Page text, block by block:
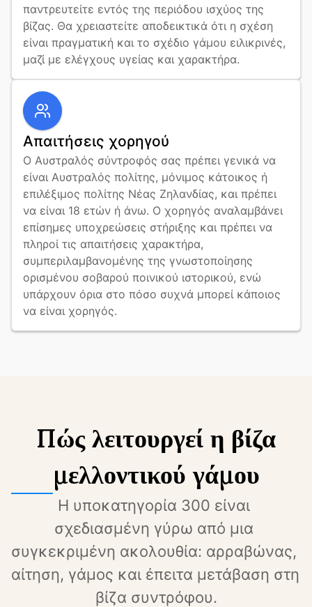
παντρευτείτε εντός της περιόδου ισχύος της
βίζας. Θα χρειαστείτε αποδεικτικά ότι η σχέση
είναι πραγματική και το σχέδιο γάμου ειλικρινές,
μαζί με ελέγχους υγείας και χαρακτήρα.
Απαιτήσεις χορηγού
Ο Αυστραλός σύντροφός σας πρέπει γενικά να
είναι Αυστραλός πολίτης, μόνιμος κάτοικος ή
επιλέξιμος πολίτης Νέας Ζηλανδίας, και πρέπει
να είναι 18 ετών ή άνω. Ο χορηγός αναλαμβάνει
επίσημες υποχρεώσεις στήριξης και πρέπει να
πληροί τις απαιτήσεις χαρακτήρα,
συμπεριλαμβανομένης της γνωστοποίησης
ορισμένου σοβαρού ποινικού ιστορικού, ενώ
υπάρχουν όρια στο πόσο συχνά μπορεί κάποιος
να είναι χορηγός.
Πώς λειτουργεί η βίζα
μελλοντικού γάμου
Η υποκατηγορία 300 είναι
σχεδιασμένη γύρω από μια
συγκεκριμένη ακολουθία: αρραβώνας,
αίτηση, γάμος και έπειτα μετάβαση στη
βίζα συντρόφου.